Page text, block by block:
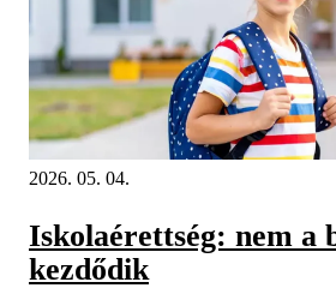
2026. 05. 04.
Iskolaérettség: nem a
kezdődik